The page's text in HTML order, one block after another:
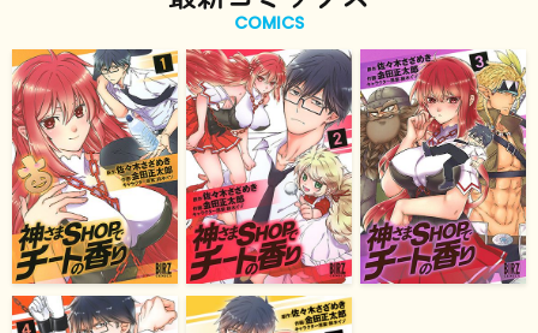
COMICS